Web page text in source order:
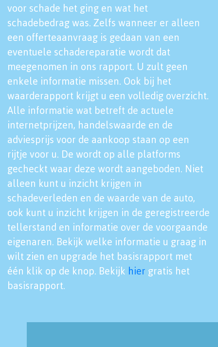
voor schade het ging en wat het
schadebedrag was. Zelfs wanneer er alleen
een offerteaanvraag is gedaan van een
eventuele schadereparatie wordt dat
meegenomen in ons rapport. U zult geen
enkele informatie missen. Ook bij het
waarderapport krijgt u een volledig overzicht.
Alle informatie wat betreft de actuele
internetprijzen, handelswaarde en de
adviesprijs voor de aankoop staan op een
rijtje voor u. De wordt op alle platforms
gecheckt waar deze wordt aangeboden. Niet
alleen kunt u inzicht krijgen in
schadeverleden en de waarde van de auto,
ook kunt u inzicht krijgen in de geregistreerde
tellerstand en informatie over de voorgaande
eigenaren. Bekijk welke informatie u graag in
wilt zien en upgrade het basisrapport met
één klik op de knop. Bekijk hier gratis het
basisrapport.